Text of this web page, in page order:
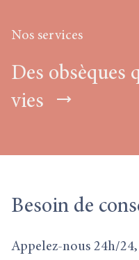
Nos services
Des
vies
Besoin de
Appelez-nous 24h/